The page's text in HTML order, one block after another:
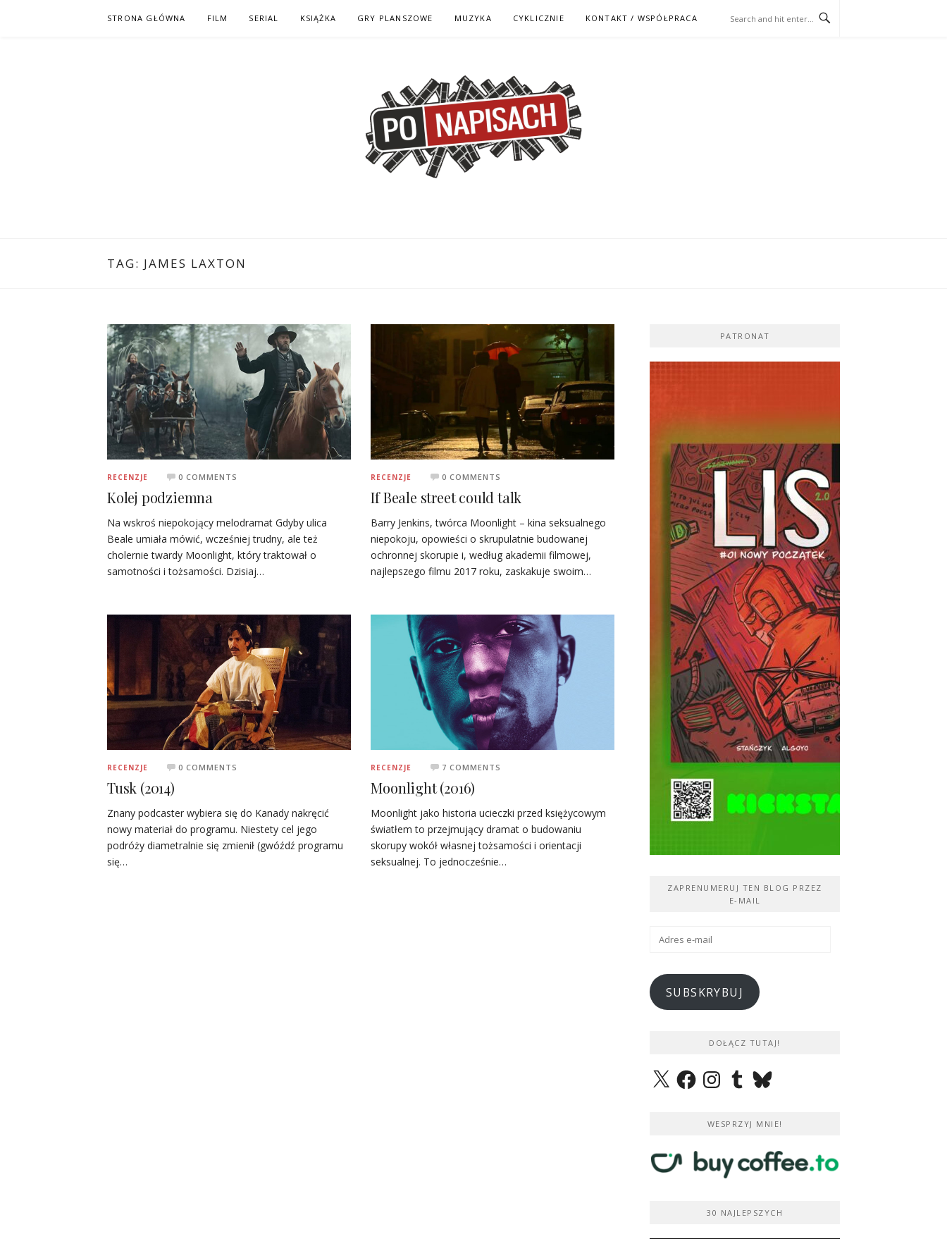
STRONA GŁÓWNA FILM SERIAL KSIĄŻKA GRY PLANSZOWE MUZYKA CYKLICZNIE KONTAKT / WSPÓŁPRACA
TAG: JAMES LAXTON
RECENZJE 0 COMMENTS
Kolej podziemna
Na wskroś niepokojący melodramat Gdyby ulica
Beale umiała mówić, wcześniej trudny, ale też
cholernie twardy Moonlight, który traktował o
samotności i tożsamości. Dzisiaj…
RECENZJE 0 COMMENTS
If Beale street could talk
Barry Jenkins, twórca Moonlight – kina seksualnego
niepokoju, opowieści o skrupulatnie budowanej
ochronnej skorupie i, według akademii filmowej,
najlepszego filmu 2017 roku, zaskakuje swoim…
RECENZJE 0 COMMENTS
Tusk (2014)
Znany podcaster wybiera się do Kanady nakręcić
nowy materiał do programu. Niestety cel jego
podróży diametralnie się zmienił (gwóźdź programu
się…
RECENZJE 7 COMMENTS
Moonlight (2016)
Moonlight jako historia ucieczki przed księżycowym
światłem to przejmujący dramat o budowaniu
skorupy wokół własnej tożsamości i orientacji
seksualnej. To jednocześnie…
PATRONAT
ZAPRENUMERUJ TEN BLOG PRZEZ
E-MAIL
Adres
SUBSKRYBUJ
DOŁĄCZ TUTAJ!
X FacebookInstagramTumblrBluesky
WESPRZYJ MNIE!
30 NAJLEPSZYCH